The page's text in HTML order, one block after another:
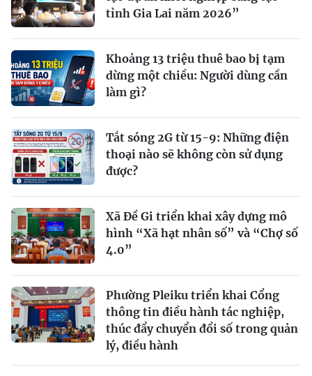
tỉnh Gia Lai năm 2026”
Khoảng 13 triệu thuê bao bị tạm
dừng một chiều: Người dùng cần
làm gì?
Tắt sóng 2G từ 15-9: Những điện
thoại nào sẽ không còn sử dụng
được?
Xã Đề Gi triển khai xây dựng mô
hình “Xã hạt nhân số” và “Chợ số
4.0”
Phường Pleiku triển khai Cổng
thông tin điều hành tác nghiệp,
thúc đẩy chuyển đổi số trong quản
lý, điều hành